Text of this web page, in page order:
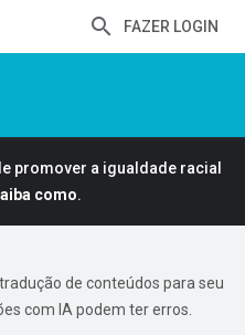
FAZER LOGIN
promover a igualdade racial
como.
de conteúdos para seu
com IA podem ter erros.